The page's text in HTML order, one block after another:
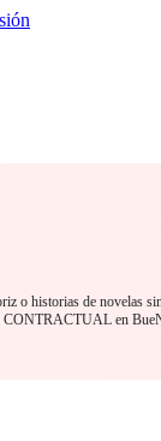
o historias de novelas
CONTRACTUAL en